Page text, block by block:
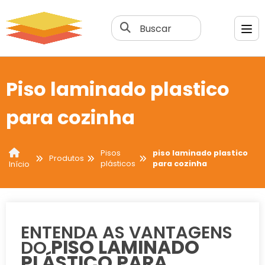
Buscar
Piso laminado plastico
para cozinha
Início
Produtos
Pisos
plásticos
piso laminado plastico
para cozinha
ENTENDA AS VANTAGENS
DOPISO LAMINADO